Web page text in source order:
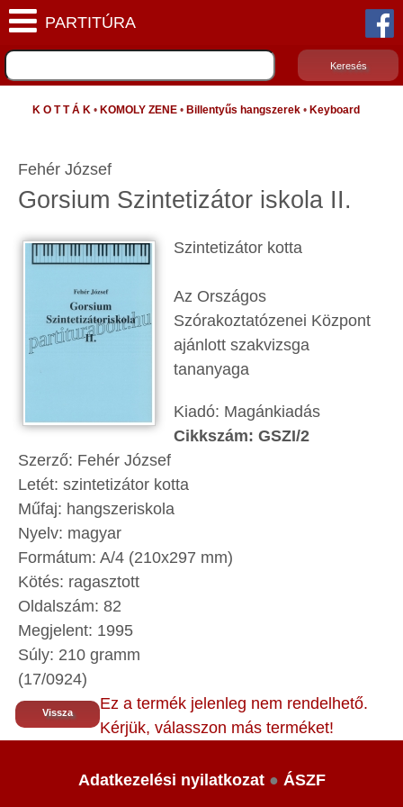
K O T T Á K • KOMOLY ZENE • Billentyűs hangszerek • Keyboard
Fehér József
Gorsium Szintetizátor iskola II.
Szintetizátor kotta
Az Országos
Szórakoztatózenei Központ
ajánlott szakvizsga
tananyaga
Kiadó: Magánkiadás
Cikkszám: GSZI/2
Szerző: Fehér József
Letét: szintetizátor kotta
Műfaj: hangszeriskola
Nyelv: magyar
Formátum: A/4 (210x297 mm)
Kötés: ragasztott
Oldalszám: 82
Megjelent: 1995
Súly: 210 gramm
(17/0924)
Vissza
Ez a termék jelenleg nem rendelhető.
Kérjük, válasszon más terméket!
Adatkezelési nyilatkozat● ÁSZF